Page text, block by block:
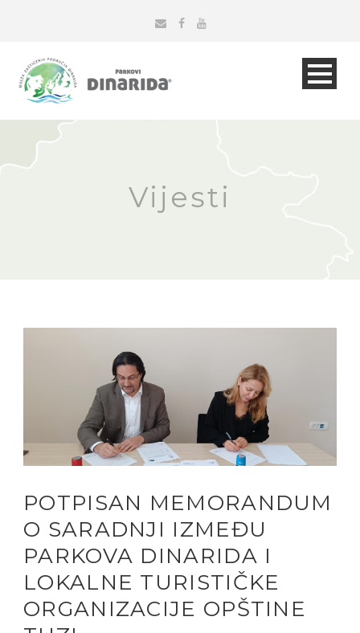
Vijesti
POTPISAN MEMORANDUM
O SARADNJI IZMEĐU
PARKOVA DINARIDA I
LOKALNE TURISTIČKE
ORGANIZACIJE OPŠTINE